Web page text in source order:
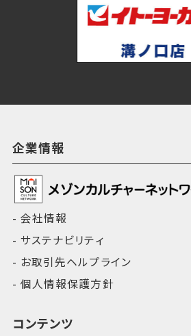
企業情報
会社情報
サステナビリティ
お取引先ヘルプライン
個人情報保護方針
コンテンツ